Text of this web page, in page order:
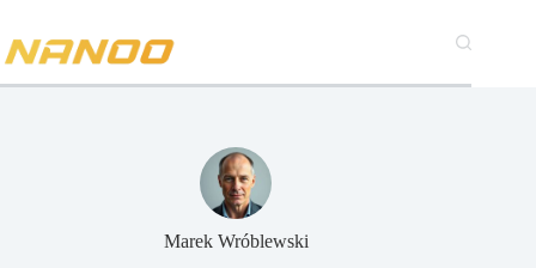
treści
Marek Wróblewski